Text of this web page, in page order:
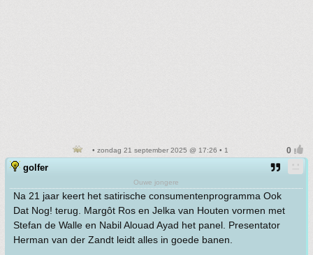
• zondag 21 september 2025 @ 17:26 • 1
golfer
Ouwe jongere
Na 21 jaar keert het satirische consumentenprogramma Ook
Dat Nog! terug. Margôt Ros en Jelka van Houten vormen met
Stefan de Walle en Nabil Alouad Ayad het panel. Presentator
Herman van der Zandt leidt alles in goede banen.